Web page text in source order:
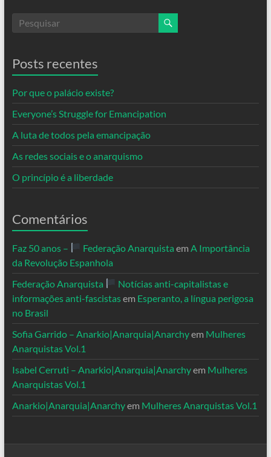
Posts recentes
Por que o palácio existe?
Everyone’s Struggle for Emancipation
A luta de todos pela emancipação
As redes sociais e o anarquismo
O princípio é a liberdade
Comentários
Faz 50 anos – Federação Anarquista em A Importância
da Revolução Espanhola
Federação Anarquista
Notícias anti-capitalistas e
informações anti-fascistasem Esperanto, a língua perigosa
no Brasil
Sofia Garrido – Anarkio|Anarquia|Anarchyem Mulheres
Anarquistas Vol.1
Isabel Cerruti – Anarkio|Anarquia|Anarchyem Mulheres
Anarquistas Vol.1
Anarkio|Anarquia|Anarchyem Mulheres Anarquistas Vol.1